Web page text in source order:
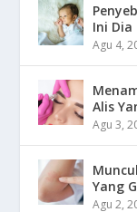
Ini Dia
Agu 4,
Alis
Agu 3,
Yang
Agu 2,